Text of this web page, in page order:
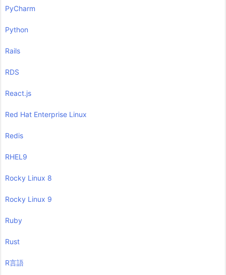
PyCharm
Python
Rails
RDS
React.js
Red Hat Enterprise Linux
Redis
RHEL9
Rocky Linux 8
Rocky Linux 9
Ruby
Rust
R言語